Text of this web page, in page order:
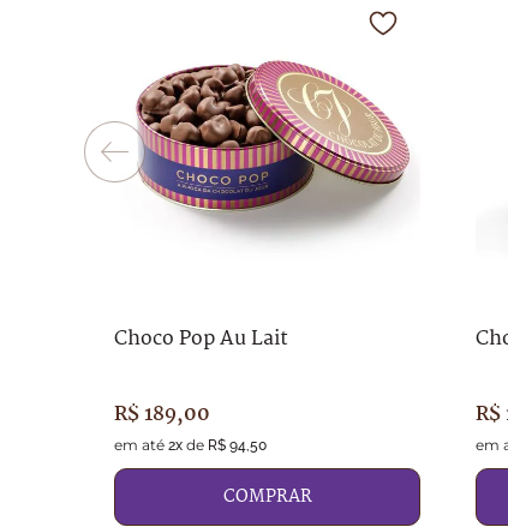
Choco Pop Au Lait
R$189,00
em até 2x de R$ 94,50
COMPRAR
R$
em